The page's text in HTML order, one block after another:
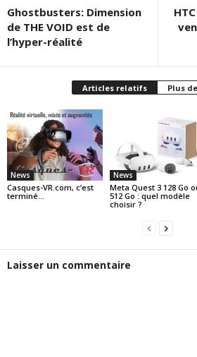
Ghostbusters: Dimension
de THE VOID est de
l’hyper-réalité
Articles relatifs Plus
News
Casques-VR.com, c’est
terminé…
News
Meta Quest 3 128 Go
512 Go : quel modèle
choisir ?
Laisser un commentaire